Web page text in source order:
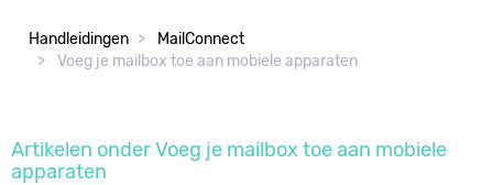
Handleidingen
MailConnect
Voeg je mailbox toe aan mobiele apparaten
Artikelen onder Voeg je mailbox toe aan mobiele
apparaten